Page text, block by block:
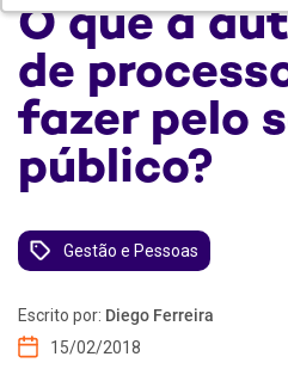
O que a
de
fazer pelo
público?
Gestão e Pessoas
Escrito por: Diego Ferreira
15/02/2018